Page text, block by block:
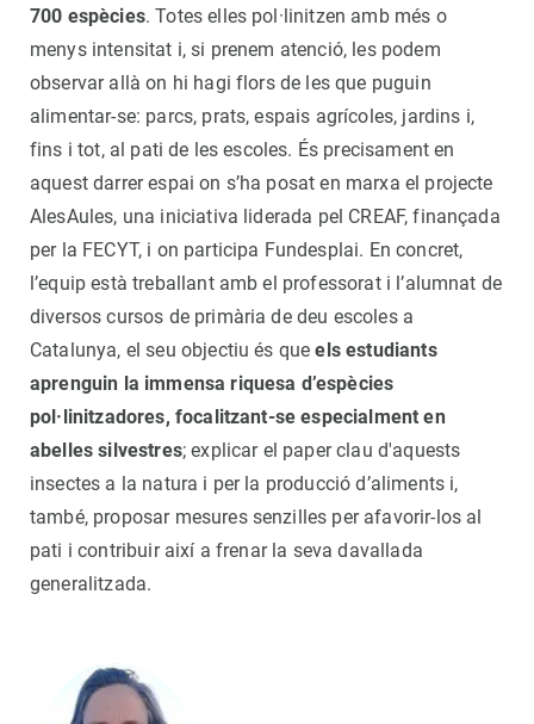
700 espècies. Totes elles pol·linitzen amb més o
menys intensitat i, si prenem atenció, les podem
observar allà on hi hagi flors de les que puguin
alimentar-se: parcs, prats, espais agrícoles, jardins i,
fins i tot, al pati de les escoles. És precisament en
aquest darrer espai on s’ha posat en marxa el projecte
AlesAules, una iniciativa liderada pel CREAF, finançada
per la FECYT, i on participa Fundesplai. En concret,
l’equip està treballant amb el professorat i l’alumnat de
diversos cursos de primària de deu escoles a
Catalunya, el seu objectiu és queels estudiants
aprenguin la immensa riquesa d’espècies
pol·linitzadores, focalitzant-se especialment en
abelles silvestres; explicar el paper clau d'aquests
insectes a la natura i per la producció d’aliments i,
també, proposar mesures senzilles per afavorir-los al
pati i contribuir així a frenar la seva davallada
generalitzada.